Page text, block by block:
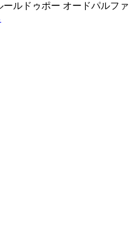
ルドゥポー オードパルファ